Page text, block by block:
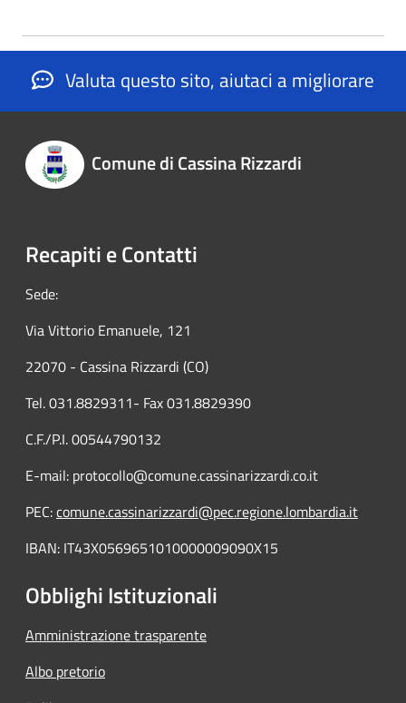
Valuta questo sito, aiutaci a migliorare
Comune di Cassina Rizzardi
Recapiti e Contatti
Sede:
Via Vittorio Emanuele, 121
22070 - Cassina Rizzardi (CO)
Tel. 031.8829311- Fax 031.8829390
C.F./P.I. 00544790132
E-mail: protocollo@comune.cassinarizzardi.co.it
PEC:comune.cassinarizzardi@pec.regione.lombardia.it
IBAN: IT43X0569651010000009090X15
Obblighi Istituzionali
Amministrazione trasparente
Albo pretorio